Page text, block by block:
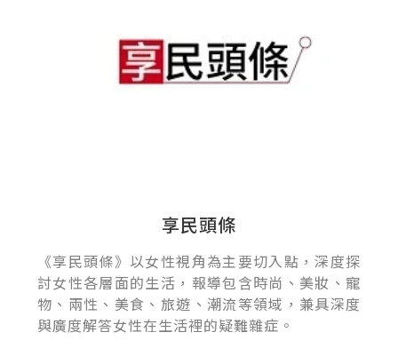
享民頭條
《享民頭條》以女性視角為主要切入點，深度探
討女性各層面的生活，報導包含時尚、美妝、寵
物、兩性、美食、旅遊、潮流等領域，兼具深度
與廣度解答女性在生活裡的疑難雜症。